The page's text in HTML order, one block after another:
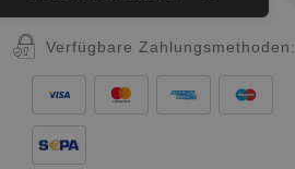
Verfügbare Zahlungsmethoden: